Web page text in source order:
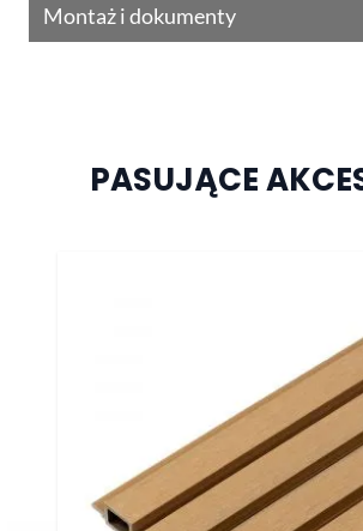
Montaż i dokumenty
PASUJĄCE